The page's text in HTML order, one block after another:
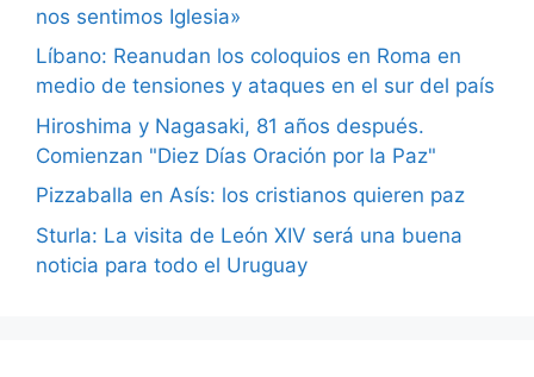
nos sentimos Iglesia»
Líbano: Reanudan los coloquios en Roma en
medio de tensiones y ataques en el sur del país
Hiroshima y Nagasaki, 81 años después.
Comienzan "Diez Días Oración por la Paz"
Pizzaballa en Asís: los cristianos quieren paz
Sturla: La visita de León XIV será una buena
noticia para todo el Uruguay